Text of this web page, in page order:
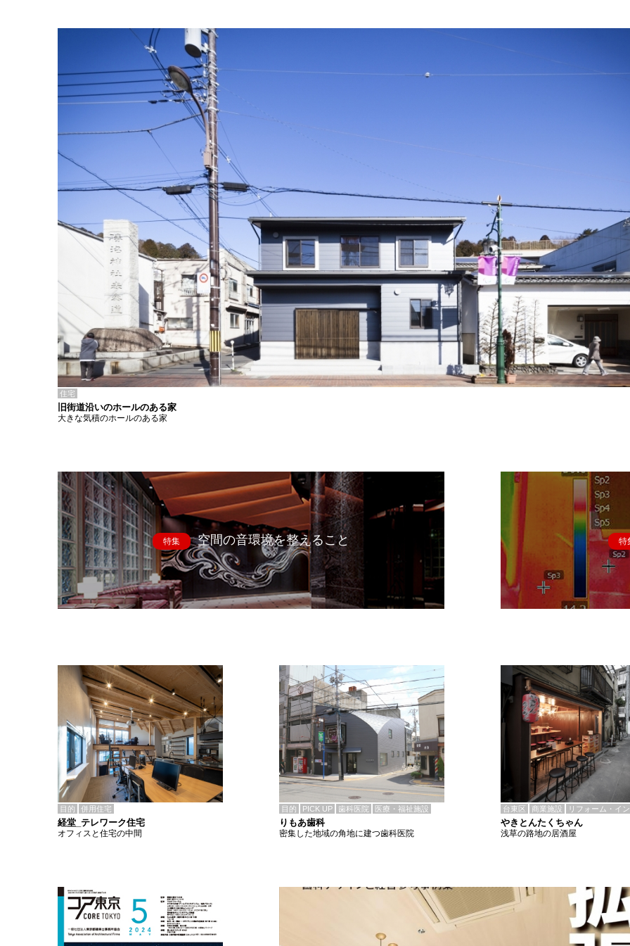
住宅
旧街道沿いのホールのある家
大きな気積のホールのある家
特集 空間の音環境を整えること 特
目的 併用住宅
経堂_テレワーク住宅
オフィスと住宅の中間
目的 PICK UP 歯科医院 医療・福祉施設
りもあ歯科
密集した地域の角地に建つ歯科医院
台東区 商業施設 リフォーム・イ
やきとんたくちゃん
浅草の路地の居酒屋